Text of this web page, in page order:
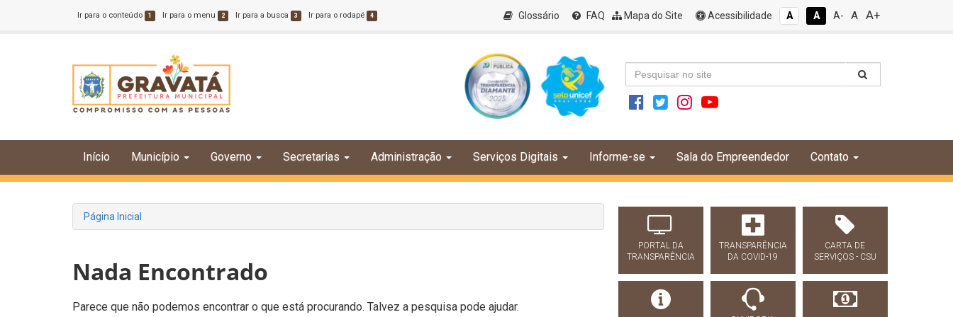
Ir para o conteúdo 1 Ir para o menu 2 Ir para a busca 3 Ir para o rodapé 4 Glossário FAQ Mapa do Site Acessibilidade A A A- A A+
Início Município Governo Secretarias Administração Serviços Digitais Informe-se Sala do Empreendedor Contato
Página Inicial
Nada Encontrado
Parece que não podemos encontrar o que está procurando. Talvez a pesquisa pode ajudar.
PORTAL DA
TRANSPARÊNCIA
TRANSPARÊNCIA
DA COVID-19
CARTA DE
SERVIÇOS - CSU